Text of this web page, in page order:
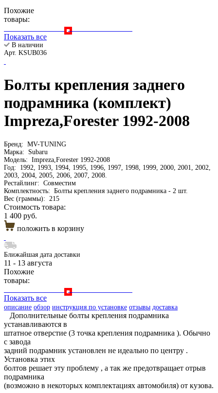
Похожие
товары:
Показать все
В наличии
Арт. KSUB036
Болты крепления заднего
подрамника (комплект)
Impreza,Forester 1992-2008
Бренд: MV-TUNING
Марка:
Subaru
Модель: Impreza,Forester 1992-2008
Год:
1992, 1993, 1994, 1995, 1996, 1997, 1998, 1999, 2000, 2001, 2002,
2003, 2004, 2005, 2006, 2007, 2008.
Рестайлинг: Совместим
Комплектность: Болты крепления заднего подрамника - 2 шт.
Вес (граммы):
215
Стоимость товара:
1 400 руб.
положить в корзину
Ближайшая дата доставки
11 - 13 августа
Похожие
товары:
Показать все
описание обзор инструкция по установке отзывы доставка
Дополнительные болты крепления подрамника
устанавливаются в
штатное отверстие (3 точка крепления подрамника ). Обычно
с завода
задний подрамник установлен не идеально по центру .
Установка этих
болтов решает эту проблему , а так же предотвращает отрыв
подрамника
(возможно в некоторых комплектациях автомобиля) от кузова.